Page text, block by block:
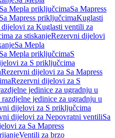
Mepla priključcimaSa Mapress
Mapress priključcimaKuglasti
za Kuglasti ventili za
za stiskanjeRezervni dijelovi
Sa Mepla
Mepla priključcimaS
za S priključcima
Rezervni dijelovi za Sa Mapress
Rezervni dijelovi za S
jedinice za ugradnju u
jedinice za ugradnju u
dijelovi za S priključcima
dijelovi za Nepovratni ventiliSa
za Sa Mapress
Ventili za brzo